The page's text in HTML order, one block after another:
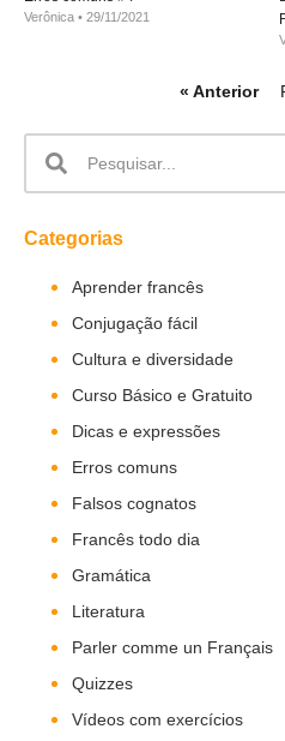
Verônica 29/11/2021
« Anterior
Categorias
Aprender francês
Conjugação fácil
Cultura e diversidade
Curso Básico e Gratuito
Dicas e expressões
Erros comuns
Falsos cognatos
Francês todo dia
Gramática
Literatura
Parler comme un Français
Quizzes
Vídeos com exercícios